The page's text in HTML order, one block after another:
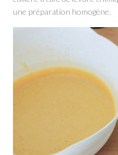
une préparation homogène.